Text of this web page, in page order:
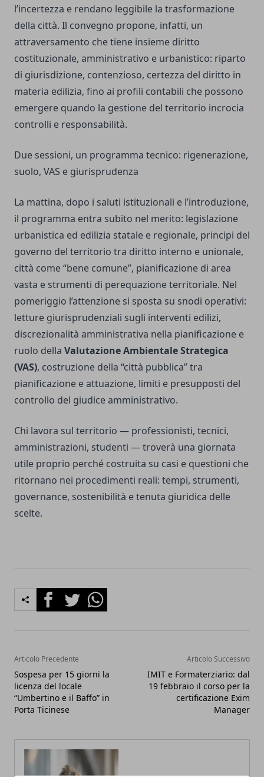
l’incertezza e rendano leggibile la trasformazione
della città. Il convegno propone, infatti, un
attraversamento che tiene insieme diritto
costituzionale, amministrativo e urbanistico: riparto
di giurisdizione, contenzioso, certezza del diritto in
materia edilizia, fino ai profili contabili che possono
emergere quando la gestione del territorio incrocia
controlli e responsabilità.
Due sessioni, un programma tecnico: rigenerazione,
suolo, VAS e giurisprudenza
La mattina, dopo i saluti istituzionali e l’introduzione,
il programma entra subito nel merito: legislazione
urbanistica ed edilizia statale e regionale, principi del
governo del territorio tra diritto interno e unionale,
città come “bene comune”, pianificazione di area
vasta e strumenti di perequazione territoriale. Nel
pomeriggio l’attenzione si sposta su snodi operativi:
letture giurisprudenziali sugli interventi edilizi,
discrezionalità amministrativa nella pianificazione e
ruolo della Valutazione Ambientale Strategica
(VAS), costruzione della “città pubblica” tra
pianificazione e attuazione, limiti e presupposti del
controllo del giudice amministrativo.
Chi lavora sul territorio — professionisti, tecnici,
amministrazioni, studenti — troverà una giornata
utile proprio perché costruita su casi e questioni che
ritornano nei procedimenti reali: tempi, strumenti,
governance, sostenibilità e tenuta giuridica delle
scelte.
FacebookTwitterWhatsapp
Articolo Precedente
Sospesa per 15 giorni la
licenza del locale
“Umbertino e il Baffo” in
Porta Ticinese
Articolo Successivo
IMIT e Formaterziario: dal
19 febbraio il corso per la
certificazione Exim
Manager